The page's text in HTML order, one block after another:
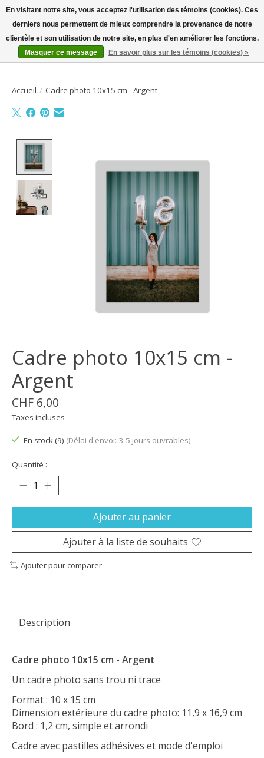
Bienvenue sur la boutique en ligne
Liste dePanier
Accueil / Cadre photo 10x15 cm - Argent
Cadre photo 10x15 cm -
Argent
CHF 6,00
Taxes incluses
En stock (9) (Délai d'envoi: 3-5 jours ouvrables)
Quantité :
Ajouter au panier
Ajouter à la liste de souhaits
Ajouter pour comparer
Description
Cadre photo 10x15 cm - Argent
Un cadre photo sans trou ni trace
Format : 10 x 15 cm
Dimension extérieure du cadre photo: 11,9 x 16,9 cm
Bord : 1,2 cm, simple et arrondi
Cadre avec pastilles adhésives et mode d'emploi
En visitant notre site, vous acceptez l'utilisation des témoins (cookies). Ces
derniers nous permettent de mieux comprendre la provenance de notre
clientèle et son utilisation de notre site, en plus d'en améliorer les fonctions.
Masquer ce message
En savoir plus sur les témoins (cookies) »